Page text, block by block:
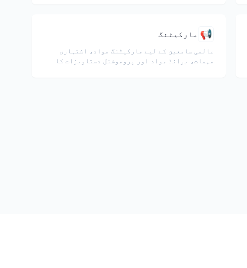
📢 مارکیٹنگ
عالمی سامعین کے لیے مارکیٹنگ مواد، اشتہاری
مہمات، برانڈ مواد اور پروموشنل دستاویزات کا